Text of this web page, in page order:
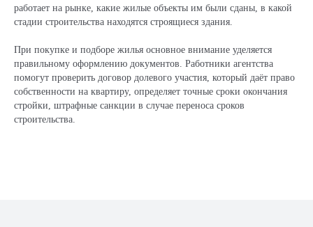
работает на рынке, какие жилые объекты им были сданы, в какой
стадии строительства находятся строящиеся здания.
При покупке и подборе жилья основное внимание уделяется
правильному оформлению документов. Работники агентства
помогут проверить договор долевого участия, который даёт право
собственности на квартиру, определяет точные сроки окончания
стройки, штрафные санкции в случае переноса сроков
строительства.